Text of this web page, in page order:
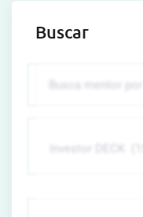
Buscar